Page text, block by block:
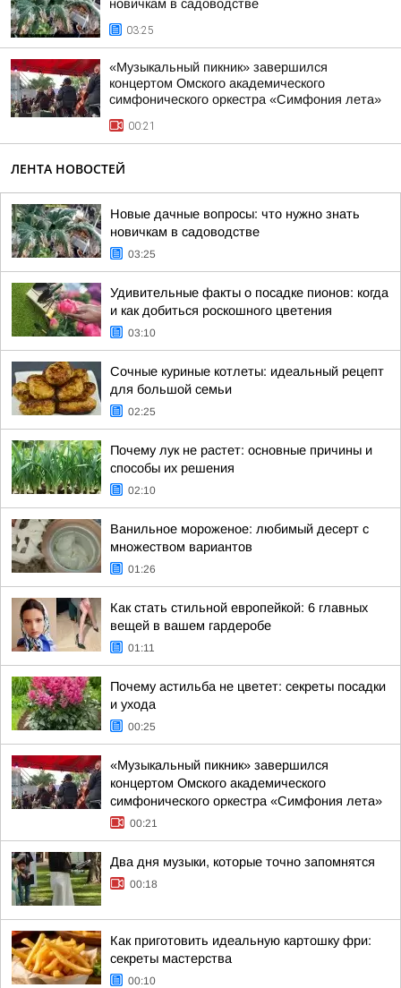
новичкам в садоводстве
03:25
«Музыкальный пикник» завершился
концертом Омского академического
симфонического оркестра «Симфония лета»
00:21
ЛЕНТА НОВОСТЕЙ
Новые дачные вопросы: что нужно знать
новичкам в садоводстве
03:25
Удивительные факты о посадке пионов: когда
и как добиться роскошного цветения
03:10
Сочные куриные котлеты: идеальный рецепт
для большой семьи
02:25
Почему лук не растет: основные причины и
способы их решения
02:10
Ванильное мороженое: любимый десерт с
множеством вариантов
01:26
Как стать стильной европейкой: 6 главных
вещей в вашем гардеробе
01:11
Почему астильба не цветет: секреты посадки
и ухода
00:25
«Музыкальный пикник» завершился
концертом Омского академического
симфонического оркестра «Симфония лета»
00:21
Два дня музыки, которые точно запомнятся
00:18
Как приготовить идеальную картошку фри:
секреты мастерства
00:10